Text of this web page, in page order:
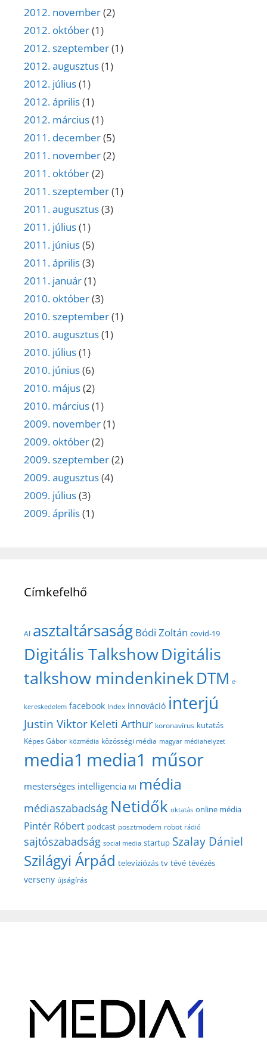
2012. november(2)
2012. október(1)
2012. szeptember(1)
2012. augusztus(1)
2012. július(1)
2012. április(1)
2012. március(1)
2011. december(5)
2011. november(2)
2011. október(2)
2011. szeptember(1)
2011. augusztus(3)
2011. július(1)
2011. június(5)
2011. április(3)
2011. január(1)
2010. október(3)
2010. szeptember(1)
2010. augusztus(1)
2010. július(1)
2010. június(6)
2010. május(2)
2010. március(1)
2009. november(1)
2009. október(2)
2009. szeptember(2)
2009. augusztus(4)
2009. július(3)
2009. április(1)
Címkefelhő
AI asztaltársaság Bódi Zoltán covid-19
Digitális TalkshowDigitális
talkshow mindenkinekDTM e-
kereskedelem facebook Index innováció interjú
Justin Viktor Keleti Arthur koronavírus kutatás
Képes Gábor közmédia közösségi média magyar médiahelyzet
media1 media1 műsor
mesterséges intelligencia MI média
médiaszabadság Netidők oktatás online média
Pintér Róbert podcast posztmodem robot rádió
sajtószabadság social media startup Szalay Dániel
Szilágyi Árpád televíziózás tv tévé tévézés
verseny újságírás